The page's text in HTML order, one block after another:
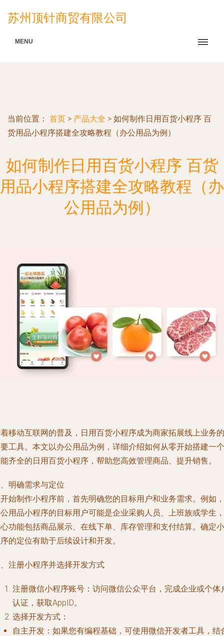
苏州顶针商贸有限公司
MENU
当前位置： 首页 > 产品大全 > 如何制作日用百货小程序 百
货用品小程序搭建全攻略教程（办公用品为例）
如何制作日用百货小程序 百货
用品小程序搭建全攻略教程（办
公用品为例）
移动互联网的普及，日用百货小程序成为商家拓展线上业务的
工具。本文以办公用品为例，详细介绍如何从零开始搭建一个
齐全的日用百货小程序，帮助您高效管理商品、提升销售。
明确需求与定位
始制作小程序前，首先明确您的目标用户和业务需求。例如，
用品小程序的目标用户可能是企业采购人员、上班族或学生，
功能包括商品展示、在线下单、库存管理和支付结算。确定小
的定位有助于后续设计和开发。
注册小程序并选择开发方式
注册微信小程序账号：访问微信公众平台，完成企业或个体
认证，获取AppID。
选择开发方式：
自主开发：如果您有编程基础，可使用微信开发者工具，结